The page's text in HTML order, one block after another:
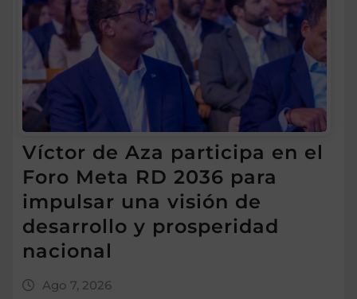
Víctor de Aza participa en el
Foro Meta RD 2036 para
impulsar una visión de
desarrollo y prosperidad
nacional
Ago 7, 2026